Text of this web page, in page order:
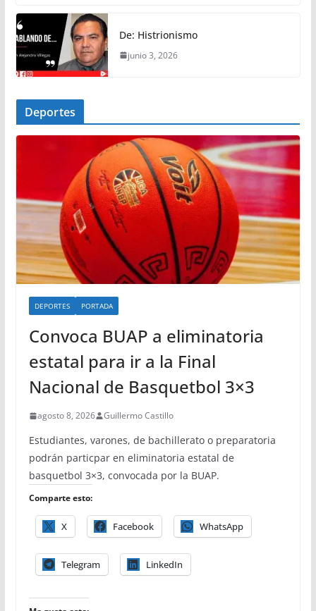
De: Histrionismo
junio 3, 2026
Deportes
DEPORTES PORTADA
Convoca BUAP a eliminatoria
estatal para ir a la Final
Nacional de Basquetbol 3×3
agosto 8, 2026 Guillermo Castillo
Estudiantes, varones, de bachillerato o preparatoria
podrán particpar en eliminatoria estatal de
basquetbol 3×3, convocada por la BUAP.
Comparte esto:
X Facebook WhatsApp
Telegram LinkedIn